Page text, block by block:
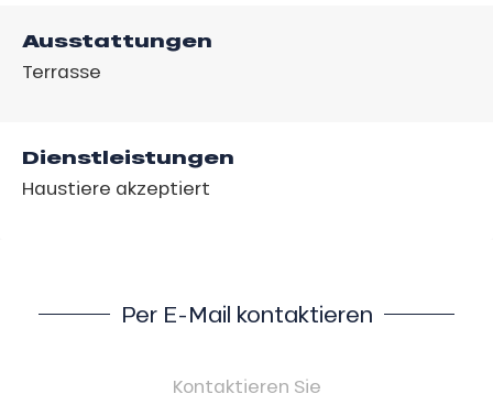
Ausstattungen
Terrasse
Dienstleistungen
Haustiere akzeptiert
Per E-Mail kontaktieren
Kontaktieren Sie